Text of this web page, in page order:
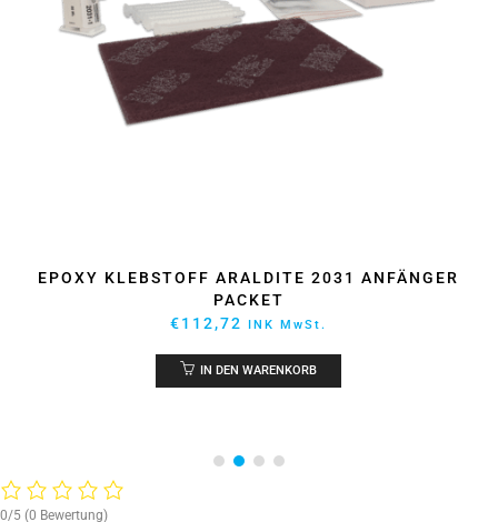
EPOXY KLEBSTOFF ARALDITE 2031 ANFÄNGER
PACKET
€112,72 INK MwSt.
IN DEN WARENKORB
0/5 (0 Bewertung)